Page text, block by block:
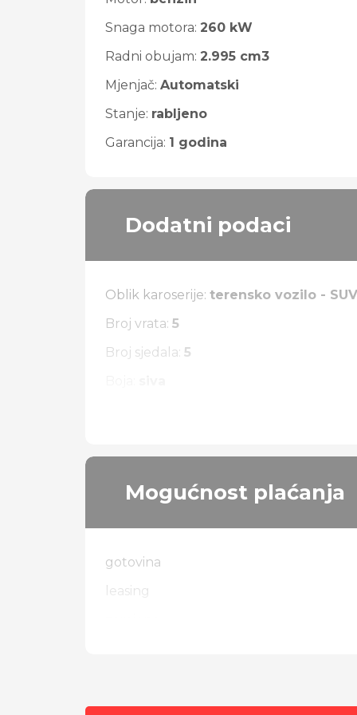
Snaga motora: 260 kW
Radni obujam: 2.995 cm3
Mjenjač: Automatski
Stanje: rabljeno
Garancija: 1 godina
Dodatni podaci
Oblik karoserije: terensko vozilo - SUV
Broj vrata: 5
Broj sjedala: 5
Mogućnost plaćanja
gotovina
leasing